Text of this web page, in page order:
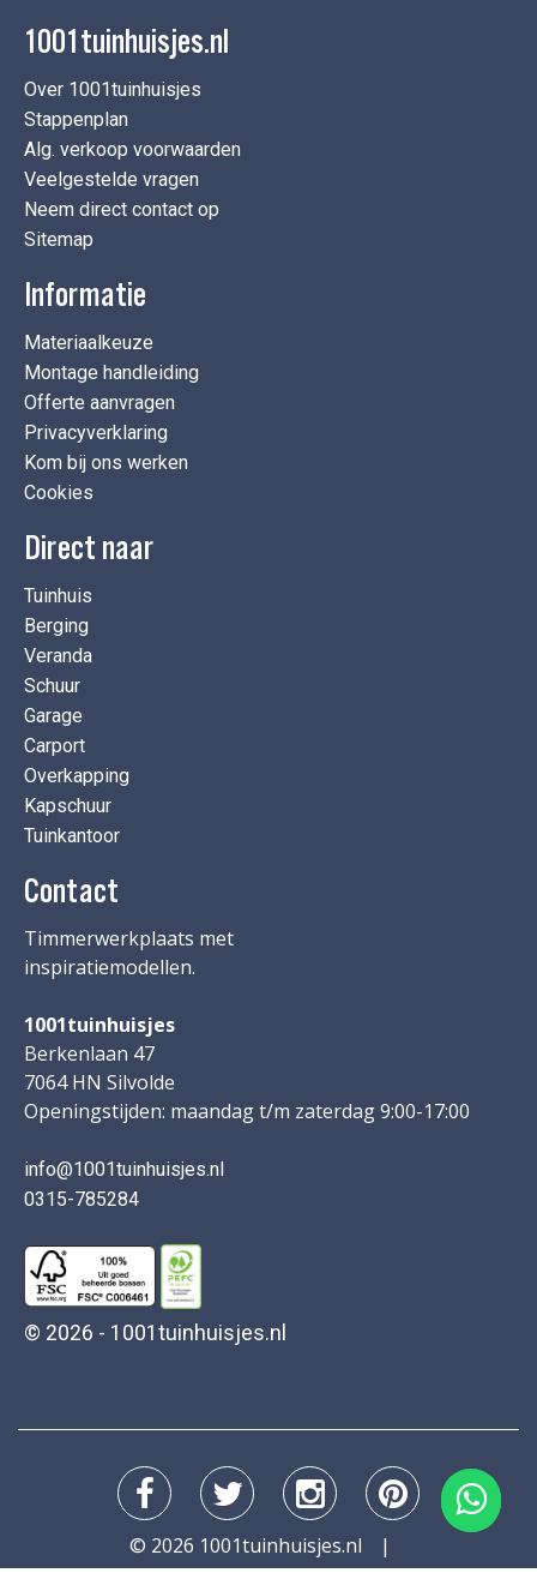
1001tuinhuisjes.nl
Over 1001tuinhuisjes
Stappenplan
Alg. verkoop voorwaarden
Veelgestelde vragen
Neem direct contact op
Sitemap
Informatie
Materiaalkeuze
Montage handleiding
Offerte aanvragen
Privacyverklaring
Kom bij ons werken
Cookies
Direct naar
Tuinhuis
Berging
Veranda
Schuur
Garage
Carport
Overkapping
Kapschuur
Tuinkantoor
Contact
Timmerwerkplaats met
inspiratiemodellen.
1001tuinhuisjes
Berkenlaan 47
7064 HN Silvolde
Openingstijden: maandag t/m zaterdag 9:00-17:00
info@1001tuinhuisjes.nl
0315-785284
© 2026 - 1001tuinhuisjes.nl
© 2026 1001tuinhuisjes.nl